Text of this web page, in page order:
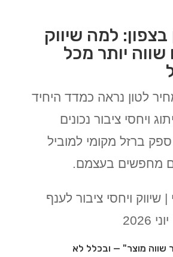
בצפון: למה שיווק
שווה יותר מכל
לטון נראה כמדד היחיד
ויחסי ציבור נכונים
ספק ברזל מקומי למוביל
מחפשים בעצמם.
ויחסי ציבור לענף
שווה מוצר" — ובכלל לא